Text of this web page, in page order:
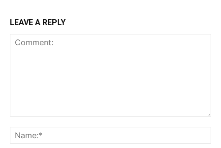
LEAVE A REPLY